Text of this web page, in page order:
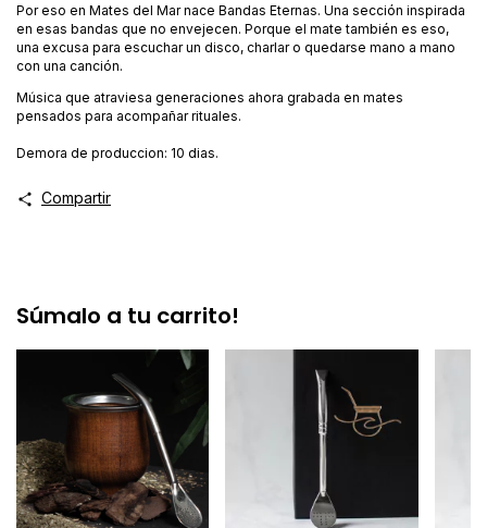
Por eso en Mates del Mar nace Bandas Eternas. Una sección inspirada
en esas bandas que no envejecen. Porque el mate también es eso,
una excusa para escuchar un disco, charlar o quedarse mano a mano
con una canción.
Música que atraviesa generaciones ahora grabada en mates
pensados para acompañar rituales.
Demora de produccion: 10 dias.
Compartir
Súmalo a tu carrito!